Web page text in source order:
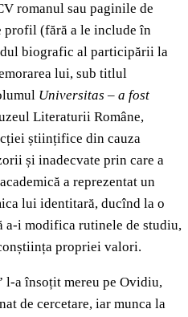
romanul sau paginile de
profil (fără a le include în
biografic al participării la
lui, sub titlul
Universitas – a fost
Literaturii Române,
științifice din cauza
și inadecvate prin care a
a reprezentat un
lui identitară, ducînd la o
a-i modifica rutinele de studiu,
propriei valori.
l-a însoțit mereu pe Ovidiu,
de cercetare, iar munca la